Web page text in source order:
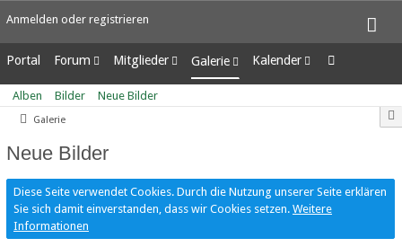
Anmelden oder registrieren
Portal Forum
Unerledigte Themen
Mitglieder
Letzte Aktivitäten
Benutzer online
Galerie
Alben
Bilder
Kalender
Wochenansicht
Tagesansicht
Alben Bilder Neue Bilder
Galerie
Neue Bilder
Diese Seite verwendet Cookies. Durch die Nutzung unserer Seite erklären
Sie sich damit einverstanden, dass wir Cookies setzen. Weitere
Informationen